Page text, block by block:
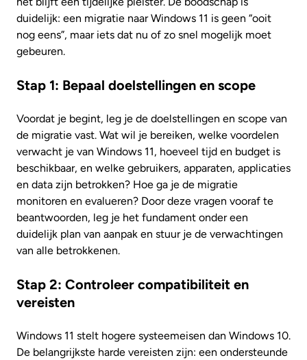
duidelijk: een migratie naar Windows 11 is geen “ooit
nog eens”, maar iets dat nu of zo snel mogelijk moet
gebeuren.
Stap 1: Bepaal doelstellingen en scope
Voordat je begint, leg je de doelstellingen en scope van
de migratie vast. Wat wil je bereiken, welke voordelen
verwacht je van Windows 11, hoeveel tijd en budget is
beschikbaar, en welke gebruikers, apparaten, applicaties
en data zijn betrokken? Hoe ga je de migratie
monitoren en evalueren? Door deze vragen vooraf te
beantwoorden, leg je het fundament onder een
duidelijk plan van aanpak en stuur je de verwachtingen
van alle betrokkenen.
Stap 2: Controleer compatibiliteit en
vereisten
Windows 11 stelt hogere systeemeisen dan Windows 10.
De belangrijkste harde vereisten zijn: een ondersteunde